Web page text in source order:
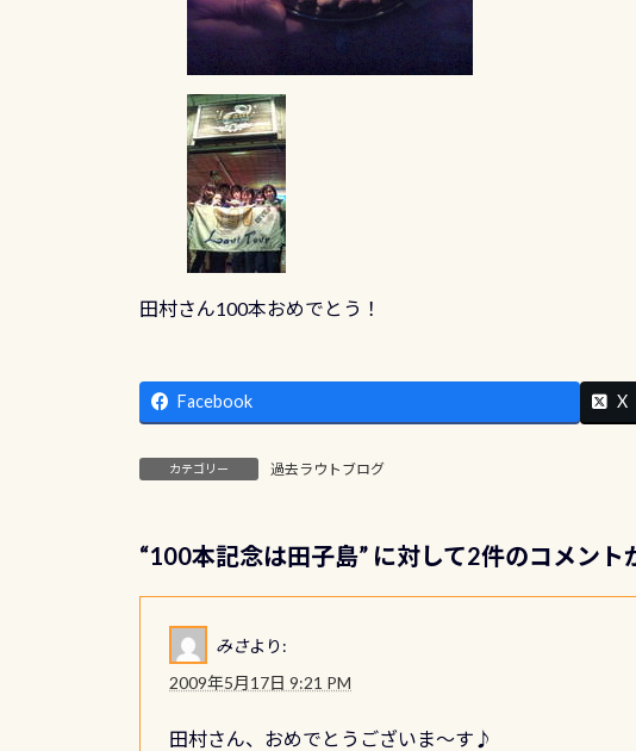
田村さん100本おめでとう！
Facebook X
カテゴリー 過去ラウトブログ
“100本記念は田子島” に対して2件のコメント
みさより:
2009年5月17日 9:21 PM
田村さん、おめでとうございま～す♪